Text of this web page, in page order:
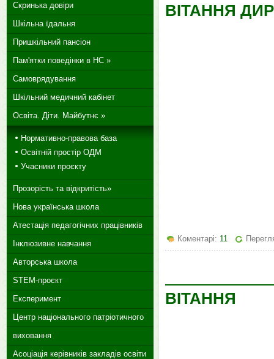
ВІТАННЯ
Коментарі: 11
ВІТАННЯ
Скринька довіри
Шкільна їдальня
Пришкільний пансіон
Пам'ятки поведінки в НС »
Самоврядування
Шкільний медичний кабінет
Освіта. Діти. Майбутнє »
Нормативно-правова база
Освітній простір ОДМ
Учасники проєкту
Прозорість та відкритість»
Нова українська школа
Атестація педагогічних працівників
Інклюзивне навчання
Авторська школа
STEM-проєкт
Експеримент
Центр національного патріотичного
виховання
Асоціація керівників закладів освіти